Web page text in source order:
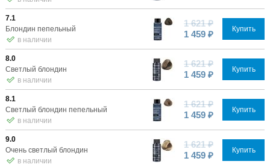
7.1
Блондин пепельный
в наличии
1 621 ₽
1 459 ₽
Купить
8.0
Светлый блондин
в наличии
1 621 ₽
1 459 ₽
Купить
8.1
Светлый блондин пепельный
в наличии
1 621 ₽
1 459 ₽
Купить
9.0
Очень светлый блондин
в наличии
1 621 ₽
1 459 ₽
Купить